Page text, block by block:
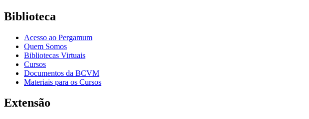
Biblioteca
Acesso ao Pergamum
Quem Somos
Bibliotecas Virtuais
Cursos
Documentos da BCVM
Materiais para os Cursos
Extensão